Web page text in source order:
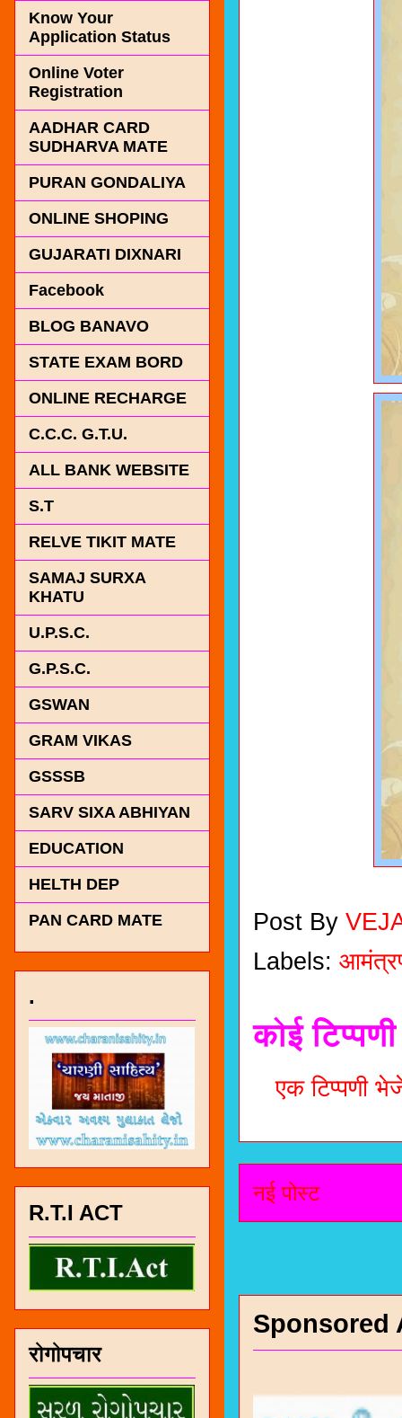
Post By
Labels:
कोई
एक टिप्पणी
नई पोस्ट
Sponsored
Know Your
Application Status
Online Voter
Registration
AADHAR CARD
SUDHARVA MATE
PURAN GONDALIYA
ONLINE SHOPING
GUJARATI DIXNARI
Facebook
BLOG BANAVO
STATE EXAM BORD
ONLINE RECHARGE
C.C.C. G.T.U.
ALL BANK WEBSITE
S.T
RELVE TIKIT MATE
SAMAJ SURXA
KHATU
U.P.S.C.
G.P.S.C.
GSWAN
GRAM VIKAS
GSSSB
SARV SIXA ABHIYAN
EDUCATION
HELTH DEP
PAN CARD MATE
.
R.T.I ACT
रोगोपचार